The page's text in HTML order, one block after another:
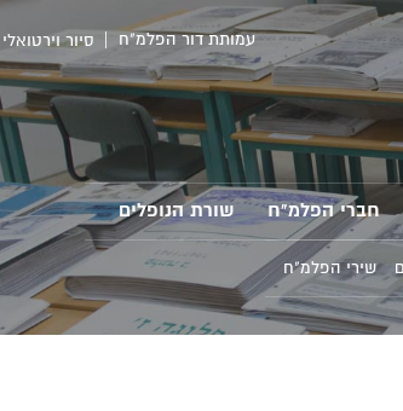
עמותת דור הפלמ"ח סיור וירטואלי
חברי הפלמ"ח שורת הנופלים
שירי הפלמ"ח